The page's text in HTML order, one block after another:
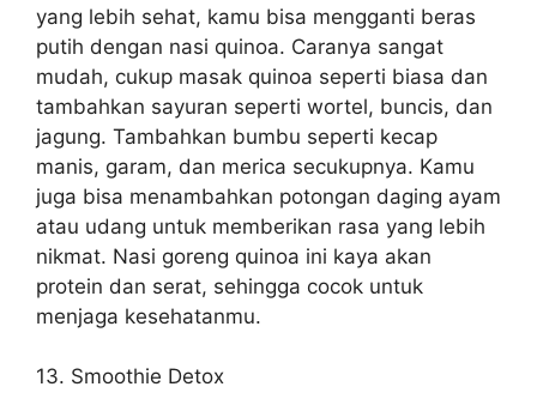
yang lebih sehat, kamu bisa mengganti beras
putih dengan nasi quinoa. Caranya sangat
mudah, cukup masak quinoa seperti biasa dan
tambahkan sayuran seperti wortel, buncis, dan
jagung. Tambahkan bumbu seperti kecap
manis, garam, dan merica secukupnya. Kamu
juga bisa menambahkan potongan daging ayam
atau udang untuk memberikan rasa yang lebih
nikmat. Nasi goreng quinoa ini kaya akan
protein dan serat, sehingga cocok untuk
menjaga kesehatanmu.
13. Smoothie Detox